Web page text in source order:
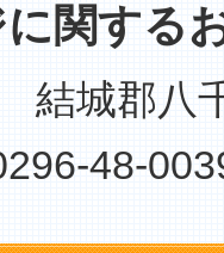
関する
結城郡八
48-